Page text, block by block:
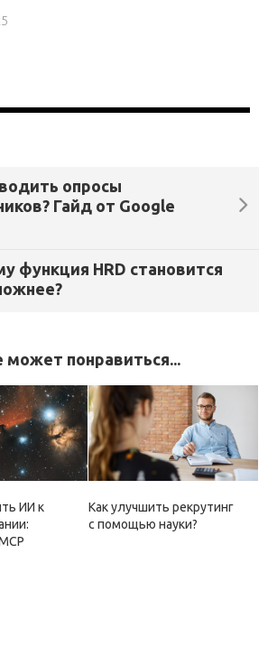
опросы
Гайд от Google
функция HRD становится
понравиться...
ИИ к
Как улучшить рекрутинг
с помощью науки?